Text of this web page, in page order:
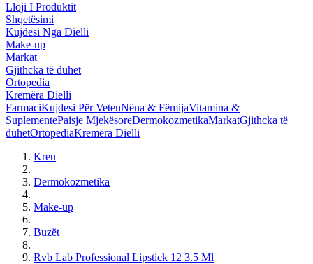
Lloji I Produktit
Shqetësimi
Kujdesi Nga Dielli
Make-up
Markat
Gjithcka të duhet
Ortopedia
Kremëra Dielli
FarmaciKujdesi Për VetenNëna & FëmijaVitamina &
SuplementePaisje MjekësoreDermokozmetikaMarkatGjithcka të
duhetOrtopediaKremëra Dielli
Kreu
Dermokozmetika
Make-up
Buzët
Rvb Lab Professional Lipstick 12 3.5 Ml